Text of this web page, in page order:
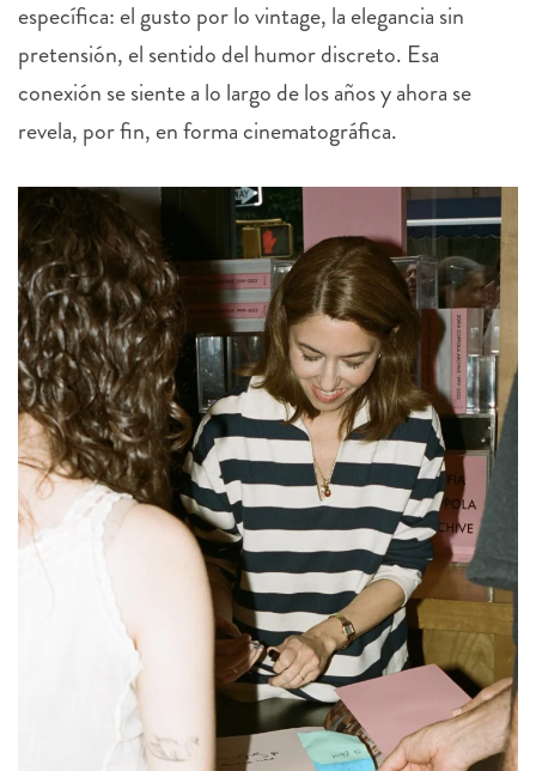
específica: el gusto por lo vintage, la elegancia sin
pretensión, el sentido del humor discreto. Esa
conexión se siente a lo largo de los años y ahora se
revela, por fin, en forma cinematográfica.